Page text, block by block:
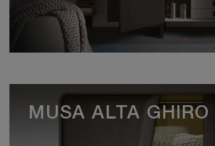
MUSA ALTA GHIRO